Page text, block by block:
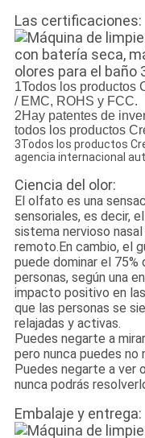
Las certificaciones:
1Todos los productos
/ EMC, ROHS y FCC.
2Hay patentes de
todos los productos
3Todos los productos
agencia internacional
Ciencia del olor:
El olfato es una
sensoriales, es decir,
sistema nervioso
remoto.En cambio, el
puede dominar el
personas, según una
impacto positivo en
que las personas se
relajadas y activas.
Puedes negarte a
pero nunca puedes no
Puedes negarte a ver
nunca podrás
Embalaje y entrega: